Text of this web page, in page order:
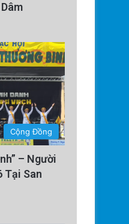
Cộng Đồng
– Người
Tại San